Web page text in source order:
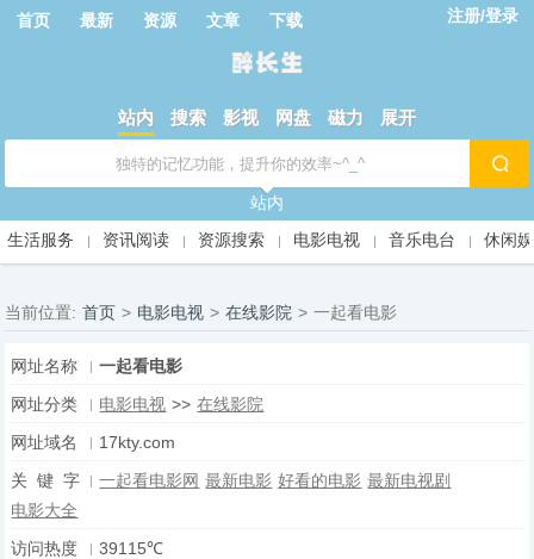
首页 最新 资源 文章 下载 注册/登录
站内 搜索 影视 网盘 磁力 展开
站内
生活服务
资讯阅读 资源搜索 电影电视 音乐电台 休闲
当前位置: 首页 > 电影电视 > 在线影院 > 一起看电影
网址名称
一起看电影
网址分类
电影电视 >> 在线影院
网址域名
17kty.com
关 键 字
一起看电影网 最新电影 好看的电影 最新电视剧
电影大全
访问热度
39115℃